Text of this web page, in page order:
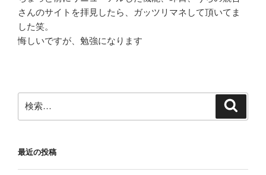
さんのサイトを拝見したら、ガッツリマネして頂いてま
した笑。
悔しいですが、勉強になります
索:
最近の投稿